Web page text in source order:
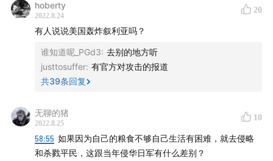
hoberty
2022.8.24
20
有人说说美国轰炸叙利亚吗？
谁知道呢_PGd3: 去别的地方听
justtosuffer: 有官方对攻击的报道
共39条回复
无聊的猪
2022.8.25
10
58:55 如果因为自己的粮食不够自己生活有困难，就去侵略
和杀戮平民，这跟当年侵华日军有什么差别？